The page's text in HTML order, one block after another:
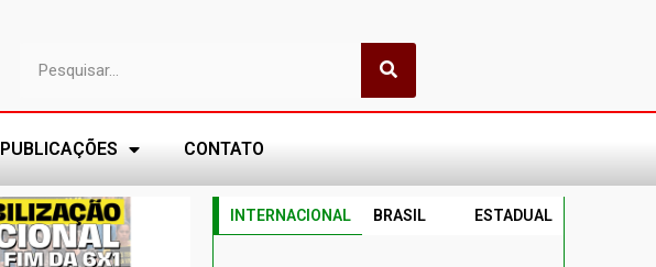
PUBLICAÇÕES CONTATO
INTERNACIONAL BRASIL ESTADUAL